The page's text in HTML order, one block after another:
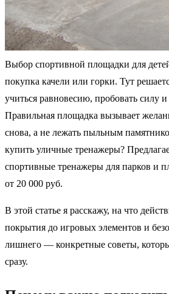
Выбор спортивной площадки для
покупка качели или горки. Тут
учиться равновесию, пробовать силу и
Правильная площадка вызывает
снова, а не лежать пыльным
купить уличные тренажеры?
спортивные тренажеры для парков и
от 20 000 руб.
В этой статье я расскажу, на что
покрытия до игровых элементов и
лишнего — конкретные советы,
сразу.